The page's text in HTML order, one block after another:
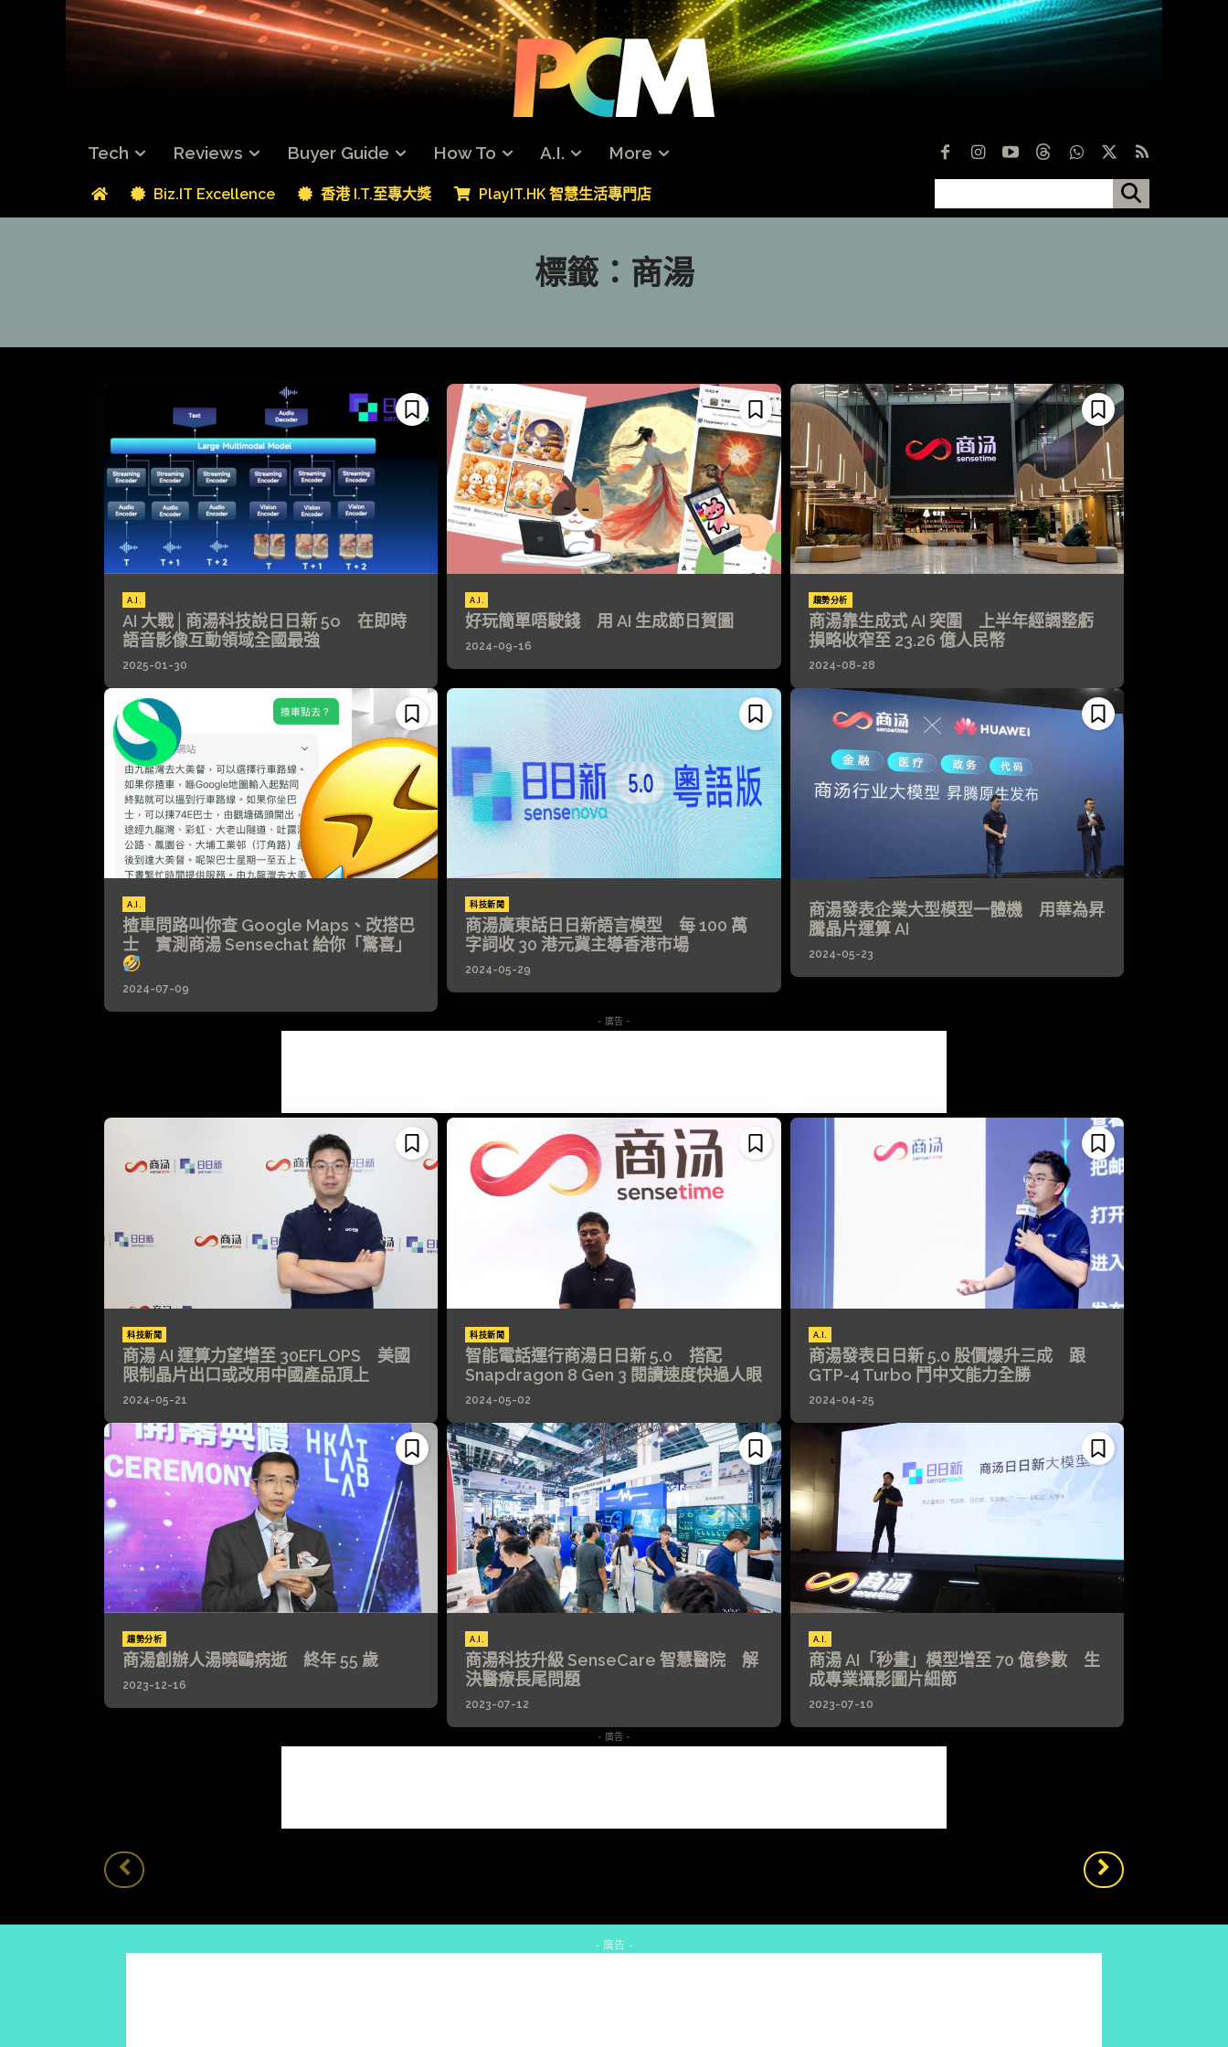
Tech Reviews Buyer Guide How To A.I. More
Biz.IT Excellence 香港 I.T.至專大獎 PlayIT.HK 智慧生活專門店
標籤： 商湯
A.I.
AI 大戰│商湯科技說日日新 5o 在即時
語音影像互動領域全國最強
2025-01-30
A.I.
好玩簡單唔駛錢 用 AI 生成節日賀圖
2024-09-16
趨勢分析
商湯靠生成式 AI 突圍 上半年經調整虧
損略收窄至 23.26 億人民幣
2024-08-28
A.I.
揸車問路叫你查 Google Maps、改搭巴
士 實測商湯 Sensechat 給你「驚喜」
2024-07-09
科技新聞
商湯廣東話日日新語言模型 每 100 萬
字詞收 30 港元冀主導香港市場
2024-05-29
商湯發表企業大型模型一體機 用華為昇
騰晶片運算 AI
2024-05-23
- 廣告 -
科技新聞
商湯 AI 運算力望增至 30EFLOPS 美國
限制晶片出口或改用中國產品頂上
2024-05-21
科技新聞
智能電話運行商湯日日新 5.0 搭配
Snapdragon 8 Gen 3 閱讀速度快過人眼
2024-05-02
A.I.
商湯發表日日新 5.0 股價爆升三成 跟
GTP-4 Turbo 鬥中文能力全勝
2024-04-25
趨勢分析
商湯創辦人湯曉鷗病逝 終年 55 歲
2023-12-16
A.I.
商湯科技升級 SenseCare 智慧醫院 解
決醫療長尾問題
2023-07-12
A.I.
商湯 AI「秒畫」模型增至 70 億參數 生
成專業攝影圖片細節
2023-07-10
- 廣告 -
- 廣告 -